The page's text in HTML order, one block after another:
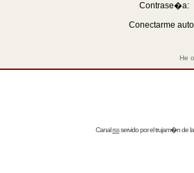
Contrase�a:
Conectarme
He
Canalrssservido por eltrujam�nde